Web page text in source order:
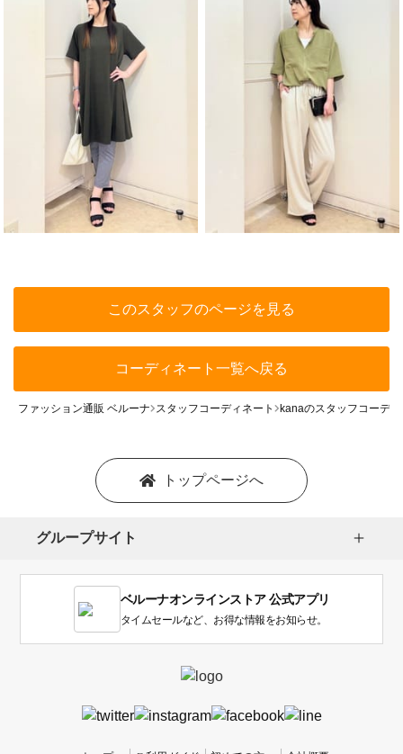
このスタッフのページを見る
コーディネート一覧へ戻る
ファッション通販 ベルーナ スタッフコーディネート kanaのスタッフコーデ
トップページへ
グループサイト
ベルーナオンラインストア 公式アプリ
タイムセールなど、お得な情報をお知らせ。